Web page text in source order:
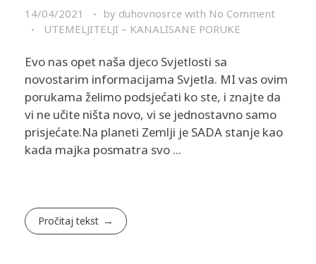
14/04/2021 by duhovnosrce with No Comment
UTEMELJITELJI – KANALISANE PORUKE
Evo nas opet naša djeco Svjetlosti sa
novostarim informacijama Svjetla. MI vas ovim
porukama želimo podsjećati ko ste, i znajte da
vi ne učite ništa novo, vi se jednostavno samo
prisjećate.​ ​Na planeti Zemlji je SADA stanje kao
kada majka posmatra svo ...
Pročitaj tekst